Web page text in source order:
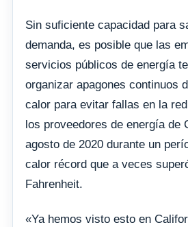
Sin suficiente capacidad para
demanda, es posible que las
servicios públicos de energía
organizar apagones continuos
calor para evitar fallas en la
los proveedores de energía de
agosto de 2020 durante un
calor récord que a veces
Fahrenheit.
«Ya hemos visto esto en